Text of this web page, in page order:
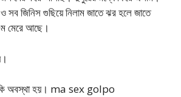
সব জিনিস গুছিয়ে নিলাম জাতে ঝর হলে জাতে
মেরে আছে।
কি অবস্থা হয়। ma sex golpo